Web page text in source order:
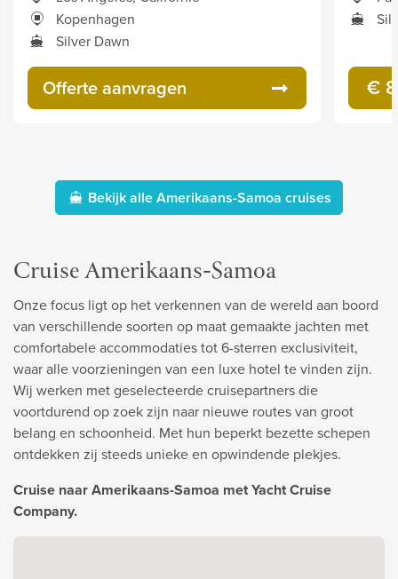
Kopenhagen
Silver Dawn
Offerte aanvragen €
Bekijk alle Amerikaans-Samoa cruises
Cruise Amerikaans-Samoa
Onze focus ligt op het verkennen van de wereld aan boord
van verschillende soorten op maat gemaakte jachten met
comfortabele accommodaties tot 6-sterren exclusiviteit,
waar alle voorzieningen van een luxe hotel te vinden zijn.
Wij werken met geselecteerde cruisepartners die
voortdurend op zoek zijn naar nieuwe routes van groot
belang en schoonheid. Met hun beperkt bezette schepen
ontdekken zij steeds unieke en opwindende plekjes.
Cruise naar Amerikaans-Samoa met Yacht Cruise
Company.